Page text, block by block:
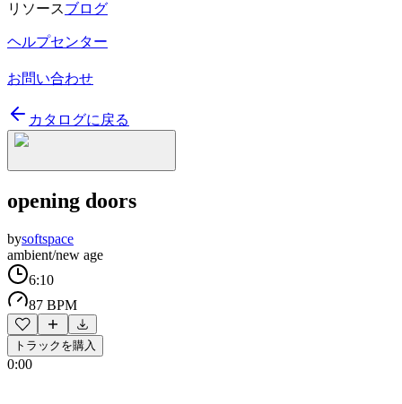
リソースブログ
ヘルプセンター
お問い合わせ
カタログに戻る
opening doors
bysoftspace
ambient/new age
6:10
87 BPM
トラックを購入
0:00